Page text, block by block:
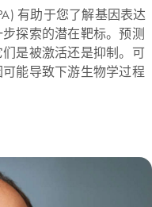
有助于您了解基因表达
探索的潜在靶标。预测
是被激活还是抑制。可
能导致下游生物学过程